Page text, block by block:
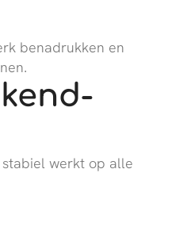
benadrukken en
werkt op alle